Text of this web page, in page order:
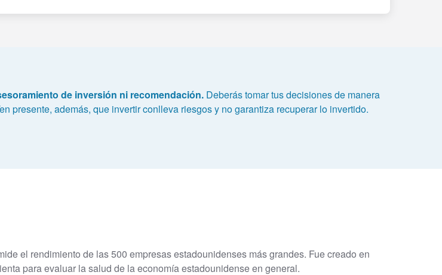
de inversión ni recomendación. Deberás tomar tus decisiones de manera
presente, además, que invertir conlleva riesgos y no garantiza recuperar lo invertido.
el rendimiento de las 500 empresas estadounidenses más grandes. Fue creado en
para evaluar la salud de la economía estadounidense en general.